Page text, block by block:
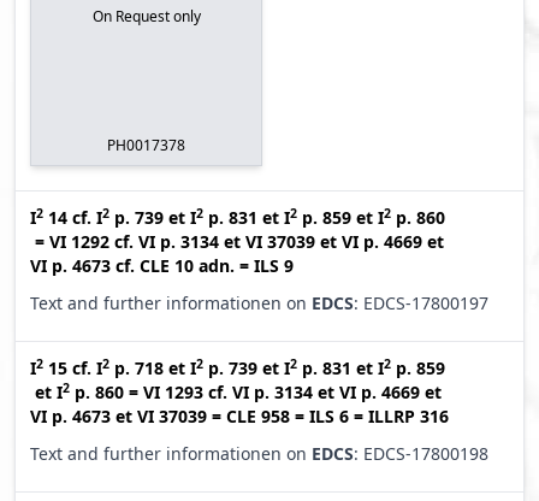
On Request only
PH0017378
I2 14 cf. I2 p. 739 et I2 p. 831 et I2 p. 859 et I2 p. 860
= VI 1292 cf. VI p. 3134 et VI 37039 et VI p. 4669 et
VI p. 4673 cf. CLE 10 adn. = ILS 9
Text and further informationen on EDCS: EDCS-17800197
I2 15 cf. I2 p. 718 et I2 p. 739 et I2 p. 831 et I2 p. 859
et I2 p. 860 = VI 1293 cf. VI p. 3134 et VI p. 4669 et
VI p. 4673 et VI 37039 = CLE 958 = ILS 6 = ILLRP 316
Text and further informationen on EDCS: EDCS-17800198